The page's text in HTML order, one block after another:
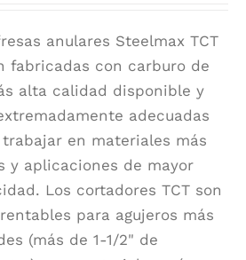
elegir
en
la
página
de
producto
$81.60
a
$510.20
anulares Steelmax TCT
fabricadas con carburo de
alta calidad disponible y
adecuadas
en materiales más
y aplicaciones de mayor
Los cortadores TCT son
para agujeros más
(más de 1-1/2" de